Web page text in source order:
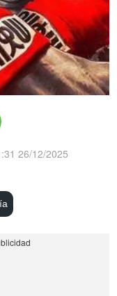
26/12/2025